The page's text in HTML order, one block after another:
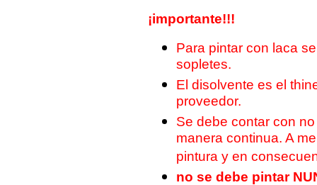
¡importante!!!
Para pintar con laca
sopletes.
El disolvente es el
proveedor.
Se debe contar con
manera continua. A
pintura y en
no se debe pintar